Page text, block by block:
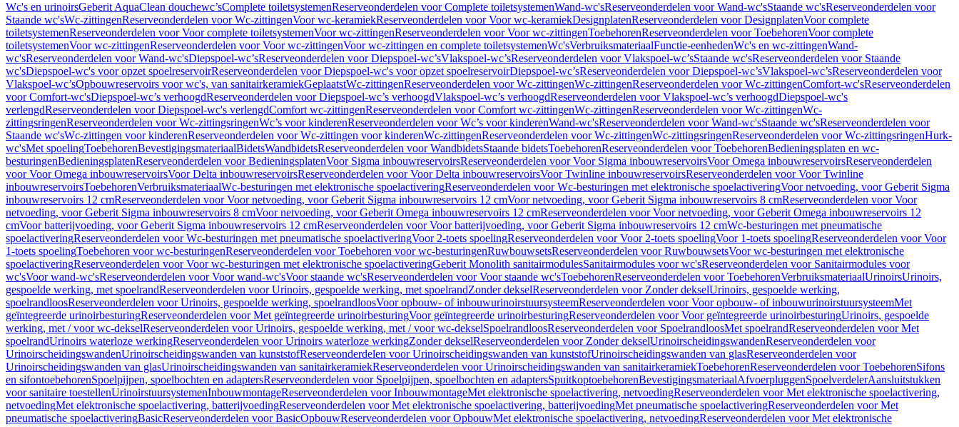
Wc's en urinoirsGeberit AquaClean douchewc’sComplete toiletsystemenReserveonderdelen voor Complete toiletsystemenWand-wc'sReserveonderdelen voor Wand-wc'sStaande wc'sReserveonderdelen voor
Staande wc'sWc-zittingenReserveonderdelen voor Wc-zittingenVoor wc-keramiekReserveonderdelen voor Voor wc-keramiekDesignplatenReserveonderdelen voor DesignplatenVoor complete
toiletsystemenReserveonderdelen voor Voor complete toiletsystemenVoor wc-zittingenReserveonderdelen voor Voor wc-zittingenToebehorenReserveonderdelen voor ToebehorenVoor complete
toiletsystemenVoor wc-zittingenReserveonderdelen voor Voor wc-zittingenVoor wc-zittingen en complete toiletsystemenWc'sVerbruiksmateriaalFunctie-eenhedenWc's en wc-zittingenWand-
wc'sReserveonderdelen voor Wand-wc'sDiepspoel-wc’sReserveonderdelen voor Diepspoel-wc’sVlakspoel-wc’sReserveonderdelen voor Vlakspoel-wc’sStaande wc'sReserveonderdelen voor Staande
wc'sDiepspoel-wc's voor opzet spoelreservoirReserveonderdelen voor Diepspoel-wc's voor opzet spoelreservoirDiepspoel-wc’sReserveonderdelen voor Diepspoel-wc’sVlakspoel-wc’sReserveonderdelen voor
Vlakspoel-wc’sOpbouwreservoirs voor wc's, van sanitairkeramiekGeplaatstWc-zittingenReserveonderdelen voor Wc-zittingenWc-zittingenReserveonderdelen voor Wc-zittingenComfort-wc'sReserveonderdelen
voor Comfort-wc'sDiepspoel-wc’s verhoogdReserveonderdelen voor Diepspoel-wc’s verhoogdVlakspoel-wc’s verhoogdReserveonderdelen voor Vlakspoel-wc’s verhoogdDiepspoel-wc's
verlengdReserveonderdelen voor Diepspoel-wc's verlengdComfort wc-zittingenReserveonderdelen voor Comfort wc-zittingenWc-zittingenReserveonderdelen voor Wc-zittingenWc-
zittingsringenReserveonderdelen voor Wc-zittingsringenWc’s voor kinderenReserveonderdelen voor Wc’s voor kinderenWand-wc'sReserveonderdelen voor Wand-wc'sStaande wc'sReserveonderdelen voor
Staande wc'sWc-zittingen voor kinderenReserveonderdelen voor Wc-zittingen voor kinderenWc-zittingenReserveonderdelen voor Wc-zittingenWc-zittingsringenReserveonderdelen voor Wc-zittingsringenHurk-
wc'sMet spoelingToebehorenBevestigingsmateriaalBidetsWandbidetsReserveonderdelen voor WandbidetsStaande bidetsToebehorenReserveonderdelen voor ToebehorenBedieningsplaten en wc-
besturingenBedieningsplatenReserveonderdelen voor BedieningsplatenVoor Sigma inbouwreservoirsReserveonderdelen voor Voor Sigma inbouwreservoirsVoor Omega inbouwreservoirsReserveonderdelen
voor Voor Omega inbouwreservoirsVoor Delta inbouwreservoirsReserveonderdelen voor Voor Delta inbouwreservoirsVoor Twinline inbouwreservoirsReserveonderdelen voor Voor Twinline
inbouwreservoirsToebehorenVerbruiksmateriaalWc-besturingen met elektronische spoelactiveringReserveonderdelen voor Wc-besturingen met elektronische spoelactiveringVoor netvoeding, voor Geberit Sigma
inbouwreservoirs 12 cmReserveonderdelen voor Voor netvoeding, voor Geberit Sigma inbouwreservoirs 12 cmVoor netvoeding, voor Geberit Sigma inbouwreservoirs 8 cmReserveonderdelen voor Voor
netvoeding, voor Geberit Sigma inbouwreservoirs 8 cmVoor netvoeding, voor Geberit Omega inbouwreservoirs 12 cmReserveonderdelen voor Voor netvoeding, voor Geberit Omega inbouwreservoirs 12
cmVoor batterijvoeding, voor Geberit Sigma inbouwreservoirs 12 cmReserveonderdelen voor Voor batterijvoeding, voor Geberit Sigma inbouwreservoirs 12 cmWc-besturingen met pneumatische
spoelactiveringReserveonderdelen voor Wc-besturingen met pneumatische spoelactiveringVoor 2-toets spoelingReserveonderdelen voor Voor 2-toets spoelingVoor 1-toets spoelingReserveonderdelen voor Voor
1-toets spoelingToebehoren voor wc-besturingenReserveonderdelen voor Toebehoren voor wc-besturingenRuwbouwsetsReserveonderdelen voor RuwbouwsetsVoor wc-besturingen met elektronische
spoelactiveringReserveonderdelen voor Voor wc-besturingen met elektronische spoelactiveringGeberit Monolith sanitairmodulesSanitairmodules voor wc'sReserveonderdelen voor Sanitairmodules voor
wc'sVoor wand-wc'sReserveonderdelen voor Voor wand-wc'sVoor staande wc'sReserveonderdelen voor Voor staande wc'sToebehorenReserveonderdelen voor ToebehorenVerbruiksmateriaalUrinoirsUrinoirs,
gespoelde werking, met spoelrandReserveonderdelen voor Urinoirs, gespoelde werking, met spoelrandZonder dekselReserveonderdelen voor Zonder dekselUrinoirs, gespoelde werking,
spoelrandloosReserveonderdelen voor Urinoirs, gespoelde werking, spoelrandloosVoor opbouw- of inbouwurinoirstuursysteemReserveonderdelen voor Voor opbouw- of inbouwurinoirstuursysteemMet
geïntegreerde urinoirbesturingReserveonderdelen voor Met geïntegreerde urinoirbesturingVoor geïntegreerde urinoirbesturingReserveonderdelen voor Voor geïntegreerde urinoirbesturingUrinoirs, gespoelde
werking, met / voor wc-dekselReserveonderdelen voor Urinoirs, gespoelde werking, met / voor wc-dekselSpoelrandloosReserveonderdelen voor SpoelrandloosMet spoelrandReserveonderdelen voor Met
spoelrandUrinoirs waterloze werkingReserveonderdelen voor Urinoirs waterloze werkingZonder dekselReserveonderdelen voor Zonder dekselUrinoirscheidingswandenReserveonderdelen voor
UrinoirscheidingswandenUrinoirscheidingswanden van kunststofReserveonderdelen voor Urinoirscheidingswanden van kunststofUrinoirscheidingswanden van glasReserveonderdelen voor
Urinoirscheidingswanden van glasUrinoirscheidingswanden van sanitairkeramiekReserveonderdelen voor Urinoirscheidingswanden van sanitairkeramiekToebehorenReserveonderdelen voor ToebehorenSifons
en sifontoebehorenSpoelpijpen, spoelbochten en adaptersReserveonderdelen voor Spoelpijpen, spoelbochten en adaptersSpuitkoptoebehorenBevestigingsmateriaalAfvoerpluggenSpoelverdelerAansluitstukken
voor sanitaire toestellenUrinoirstuursystemenInbouwmontageReserveonderdelen voor InbouwmontageMet elektronische spoelactivering, netvoedingReserveonderdelen voor Met elektronische spoelactivering,
netvoedingMet elektronische spoelactivering, batterijvoedingReserveonderdelen voor Met elektronische spoelactivering, batterijvoedingMet pneumatische spoelactiveringReserveonderdelen voor Met
pneumatische spoelactiveringBasicReserveonderdelen voor BasicOpbouwReserveonderdelen voor OpbouwMet elektronische spoelactivering, netvoedingReserveonderdelen voor Met elektronische